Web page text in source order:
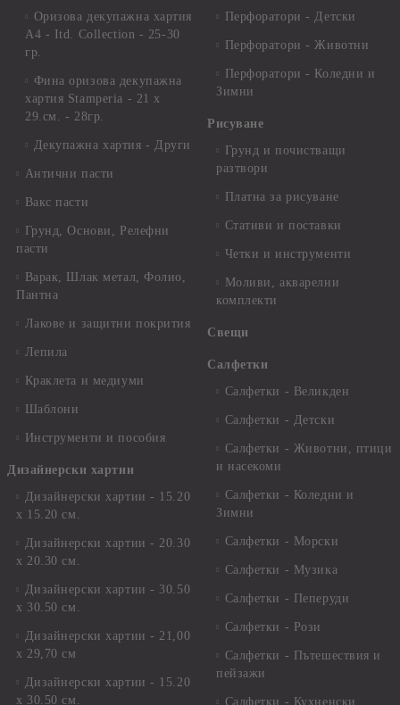
Оризова декупажна хартия
А4 - Itd. Collection - 25-30
гр.
Фина оризова декупажна
хартия Stamperia - 21 х
29.см. - 28гр.
Декупажна хартия - Други
Антични пасти
Вакс пасти
Грунд, Основи, Релефни
пасти
Варак, Шлак метал, Фолио,
Пантна
Лакове и защитни покрития
Лепила
Краклета и медиуми
Шаблони
Инструменти и пособия
Дизайнерски хартии
Дизайнерски хартии - 15.20
х 15.20 см.
Дизайнерски хартии - 20.30
х 20.30 см.
Дизайнерски хартии - 30.50
х 30.50 см.
Дизайнерски хартии - 21,00
х 29,70 см
Дизайнерски хартии - 15.20
x 30.50 см.
Перфоратори - Детски
Перфоратори - Животни
Перфоратори - Коледни и
Зимни
Рисуване
Грунд и почистващи
разтвори
Платна за рисуване
Стативи и поставки
Четки и инструменти
Моливи, акварелни
комплекти
Свещи
Салфетки
Салфетки - Великден
Салфетки - Детски
Салфетки - Животни, птици
и насекоми
Салфетки - Коледни и
Зимни
Салфетки - Морски
Салфетки - Музика
Салфетки - Пеперуди
Салфетки - Рози
Салфетки - Пътешествия и
пейзажи
Салфетки - Кухненски